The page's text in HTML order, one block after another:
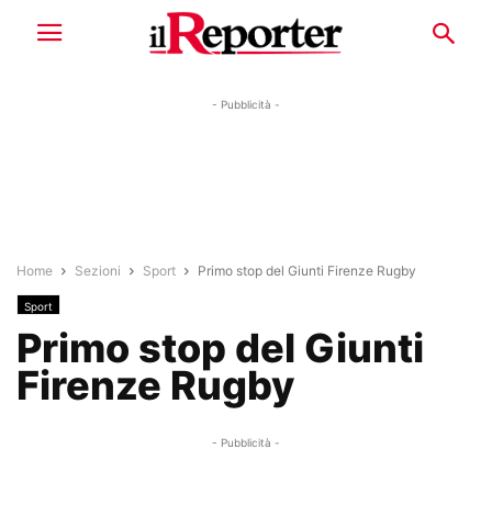
- Pubblicità -
Home Sezioni Sport Primo stop del Giunti Firenze Rugby
Sport
Primo stop del Giunti
Firenze Rugby
- Pubblicità -